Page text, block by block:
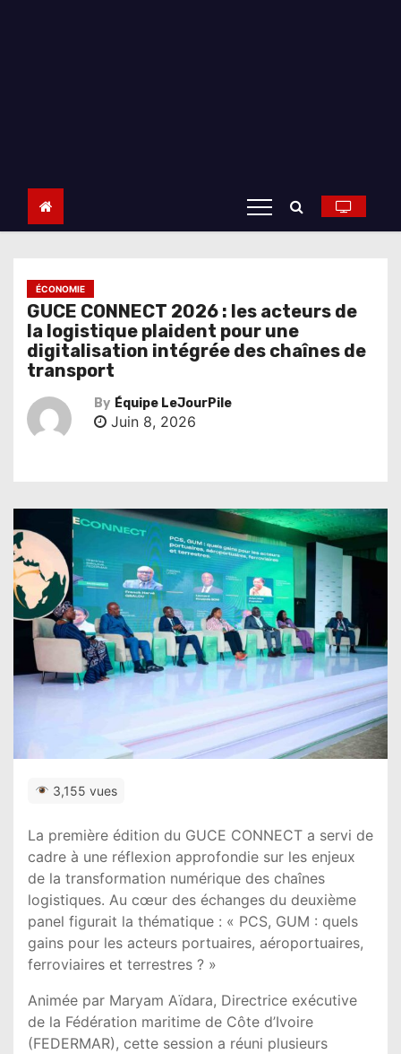
ÉCONOMIE
GUCE CONNECT 2026 : les acteurs de
la logistique plaident pour une
digitalisation intégrée des chaînes de
transport
By Équipe LeJourPile
Juin 8, 2026
3,155 vues
La première édition du GUCE CONNECT a servi de
cadre à une réflexion approfondie sur les enjeux
de la transformation numérique des chaînes
logistiques. Au cœur des échanges du deuxième
panel figurait la thématique : « PCS, GUM : quels
gains pour les acteurs portuaires, aéroportuaires,
ferroviaires et terrestres ? »
Animée par Maryam Aïdara, Directrice exécutive
de la Fédération maritime de Côte d’Ivoire
(FEDERMAR), cette session a réuni plusieurs